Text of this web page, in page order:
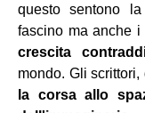
questo sentono
fascino ma anche i
crescita
mondo. Gli scrittori,
la corsa allo